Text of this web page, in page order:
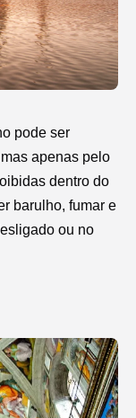
pode ser
apenas pelo
dentro do
barulho, fumar e
ou no